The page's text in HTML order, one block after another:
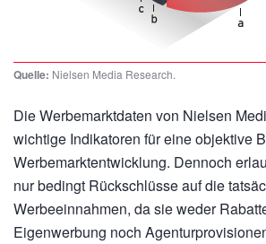
Quelle: Nielsen Media Research.
Die Werbemarktdaten von Nielsen
wichtige Indikatoren für eine objektive
Werbemarktentwicklung. Dennoch
nur bedingt Rückschlüsse auf die
Werbeeinnahmen, da sie weder
Eigenwerbung noch